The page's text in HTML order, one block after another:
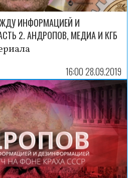
ИНФОРМАЦИЕЙ И
2. АНДРОПОВ, МЕДИА И КГБ
16:00 28.09.2019